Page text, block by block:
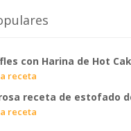
con Harina de Hot
receta
receta de estofado
receta